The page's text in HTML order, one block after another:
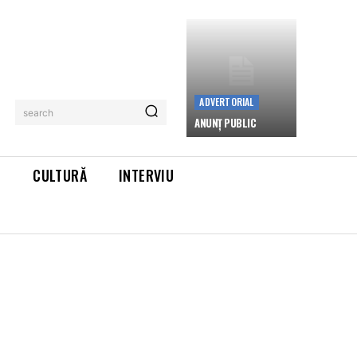
search
ADVERTORIAL
ANUNȚ PUBLIC
CULTURĂ INTERVIU